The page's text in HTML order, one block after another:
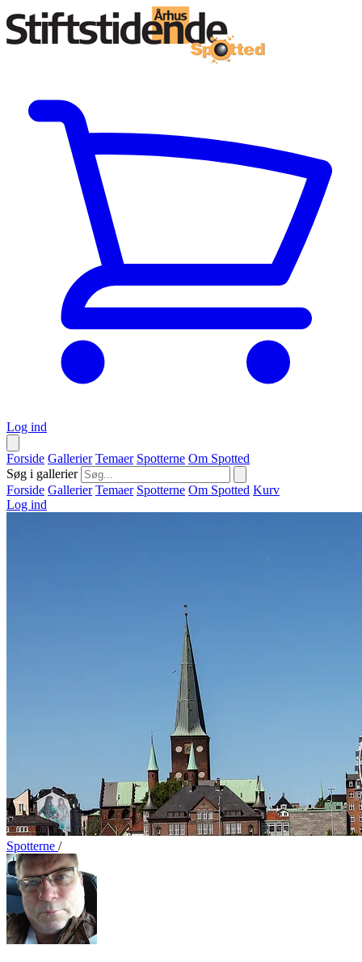
Log ind
Forside Gallerier Temaer Spotterne Om Spotted
Søg i gallerier
Forside Gallerier Temaer Spotterne Om Spotted Kurv
Log ind
Spotterne /